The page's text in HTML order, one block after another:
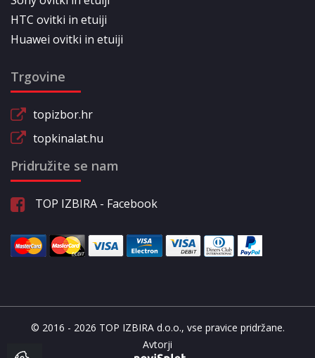
HTC ovitki in etuiji
Huawei ovitki in etuiji
Trgovine
topizbor.hr
topkinalat.hu
Pridružite se nam
TOP IZBIRA - Facebook
© 2016 - 2026 TOP IZBIRA d.o.o., vse pravice pridržane.
Avtorji